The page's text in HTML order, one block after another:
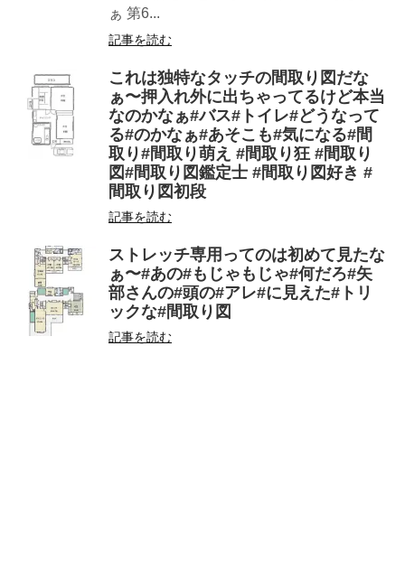
ぁ 第6...
記事を読む
これは独特なタッチの間取り図だな
ぁ〜押入れ外に出ちゃってるけど本当
なのかなぁ#バス#トイレ#どうなって
る#のかなぁ#あそこも#気になる#間
取り#間取り萌え #間取り狂 #間取り
図#間取り図鑑定士 #間取り図好き #
間取り図初段
記事を読む
ストレッチ専用ってのは初めて見たな
ぁ〜#あの#もじゃもじゃ#何だろ#矢
部さんの#頭の#アレ#に見えた#トリ
ックな#間取り図
記事を読む